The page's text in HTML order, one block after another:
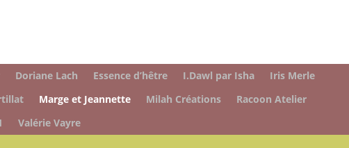
Doriane Lach Essence d’hêtre I.Dawl par Isha
Iris Merle
Marge et Jeannette Milah Créations
Racoon Atelier
Valérie Vayre